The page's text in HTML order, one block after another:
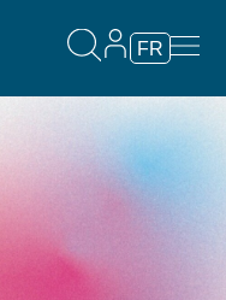
FR